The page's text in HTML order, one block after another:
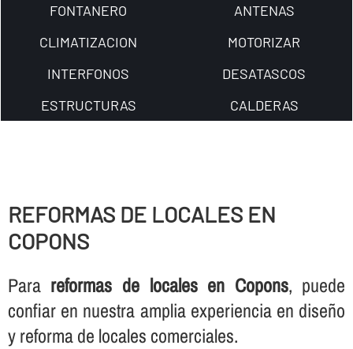
FONTANERO
ANTENAS
CLIMATIZACION
MOTORIZAR
INTERFONOS
DESATASCOS
ESTRUCTURAS
CALDERAS
REFORMAS DE LOCALES EN
COPONS
Para reformas de locales en Copons, puede
confiar en nuestra amplia experiencia en diseño
y reforma de locales comerciales.